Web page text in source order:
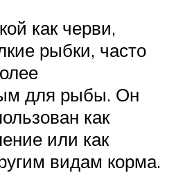
как черви,
рыбки, часто
для рыбы. Он
как
или как
видам корма.